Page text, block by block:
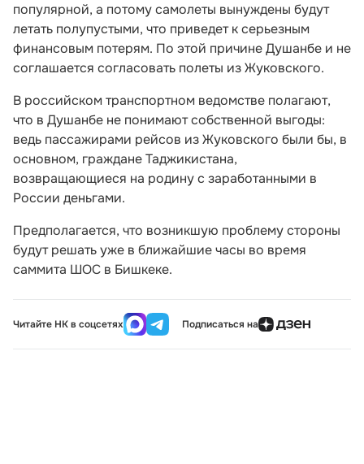
популярной, а потому самолеты вынуждены будут
летать полупустыми, что приведет к серьезным
финансовым потерям. По этой причине Душанбе и не
соглашается согласовать полеты из Жуковского.
В российском транспортном ведомстве полагают,
что в Душанбе не понимают собственной выгоды:
ведь пассажирами рейсов из Жуковского были бы, в
основном, граждане Таджикистана,
возвращающиеся на родину с заработанными в
России деньгами.
Предполагается, что возникшую проблему стороны
будут решать уже в ближайшие часы во время
саммита ШОС в Бишкеке.
Читайте НК в соцсетях Подписаться на